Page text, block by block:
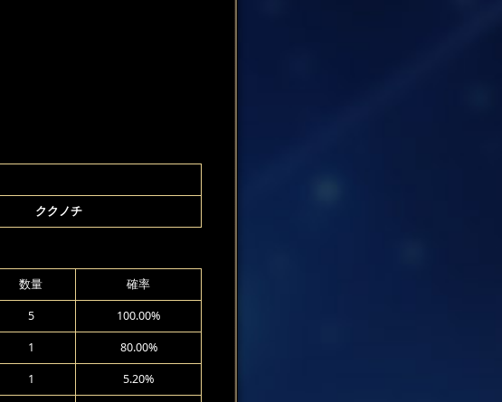
ククノチ
数量 確率
5 100.00%
1 80.00%
1 5.20%